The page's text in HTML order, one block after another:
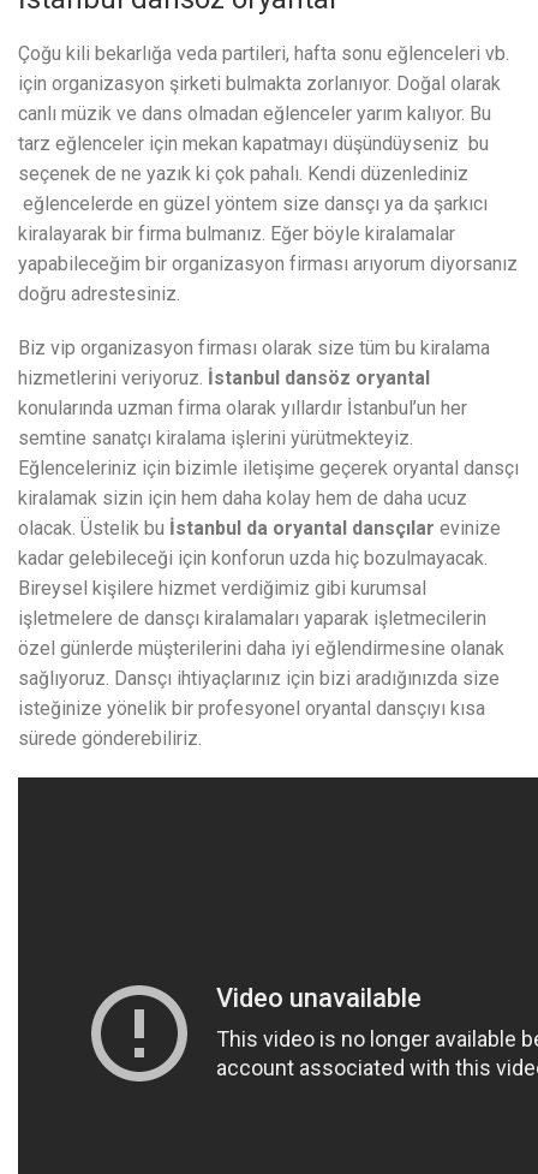
Çoğu kili bekarlığa veda partileri, hafta sonu eğlenceleri vb.
için organizasyon şirketi bulmakta zorlanıyor. Doğal olarak
canlı müzik ve dans olmadan eğlenceler yarım kalıyor. Bu
tarz eğlenceler için mekan kapatmayı düşündüyseniz bu
seçenek de ne yazık ki çok pahalı. Kendi düzenlediniz
eğlencelerde en güzel yöntem size dansçı ya da şarkıcı
kiralayarak bir firma bulmanız. Eğer böyle kiralamalar
yapabileceğim bir organizasyon firması arıyorum diyorsanız
doğru adrestesiniz.
Biz vip organizasyon firması olarak size tüm bu kiralama
hizmetlerini veriyoruz. İstanbul dansöz oryantal
konularında uzman firma olarak yıllardır İstanbul’un her
semtine sanatçı kiralama işlerini yürütmekteyiz.
Eğlenceleriniz için bizimle iletişime geçerek oryantal dansçı
kiralamak sizin için hem daha kolay hem de daha ucuz
olacak. Üstelik bu İstanbul da oryantal dansçılar evinize
kadar gelebileceği için konforun uzda hiç bozulmayacak.
Bireysel kişilere hizmet verdiğimiz gibi kurumsal
işletmelere de dansçı kiralamaları yaparak işletmecilerin
özel günlerde müşterilerini daha iyi eğlendirmesine olanak
sağlıyoruz. Dansçı ihtiyaçlarınız için bizi aradığınızda size
isteğinize yönelik bir profesyonel oryantal dansçıyı kısa
sürede gönderebiliriz.